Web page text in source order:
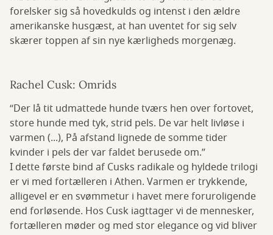
forelsker sig så hovedkulds og intenst i den ældre
amerikanske husgæst, at han uventet for sig selv
skærer toppen af sin nye kærligheds morgenæg.
Rachel Cusk: Omrids
“Der lå tit udmattede hunde tværs hen over fortovet,
store hunde med tyk, strid pels. De var helt livløse i
varmen (...), På afstand lignede de somme tider
kvinder i pels der var faldet berusede om.”
I dette første bind af Cusks radikale og hyldede trilogi
er vi med fortælleren i Athen. Varmen er trykkende,
alligevel er en svømmetur i havet mere foruroligende
end forløsende. Hos Cusk iagttager vi de mennesker,
fortælleren møder og med stor elegance og vid bliver